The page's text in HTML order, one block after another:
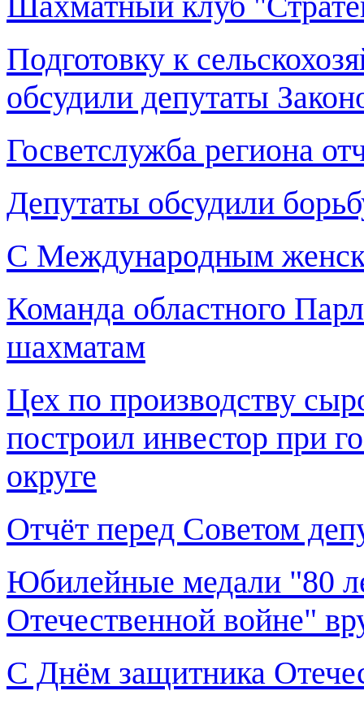
Подготовку к
обсудили депутаты
Госветслужба региона
Депутаты обсудили
С Международным
Команда областного
шахматам
Цех по производству
построил инвестор при
округе
Отчёт перед Советом
Юбилейные медали "80
Отечественной войне"
С Днём защитника